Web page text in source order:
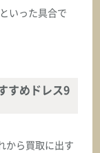
いった具合で
すめドレス9
から買取に出す